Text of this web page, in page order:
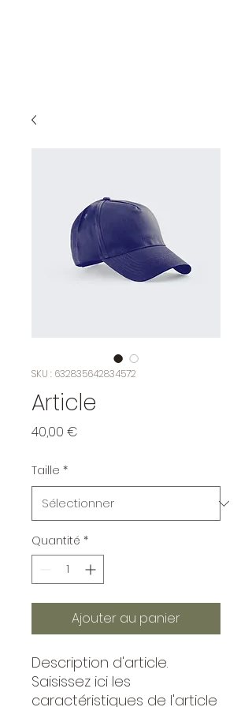
SKU : 632835642834572
Article
40,00 €
Taille *
Quantité *
Ajouter au panier
Description d'article.
Saisissez ici les
caractéristiques de l'article